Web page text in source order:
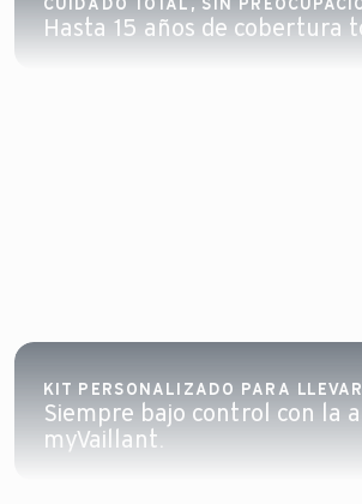
Hasta 15 años de cobertura
KIT PERSONALIZADO PARA LLEVAR
Siempre bajo control con la
myVaillant.